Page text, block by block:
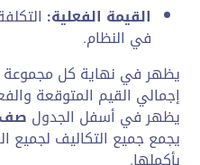
القيمة الفعلية:
في النظام.
يظهر في نهاية كل مجموعة
إجمالي القيم المتوقعة
يظهر في أسفل الجدول صف
يجمع جميع التكاليف لجميع